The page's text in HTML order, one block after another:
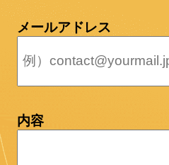
メールアドレス
内容